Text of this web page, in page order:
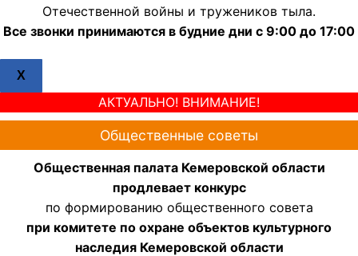
Отечественной войны и тружеников тыла.
Все звонки принимаются в будние дни с 9:00 до 17:00
X
АКТУАЛЬНО! ВНИМАНИЕ!
Общественные советы
Общественная палата Кемеровской области
продлевает конкурс
по формированию общественного совета
при комитете по охране объектов культурного
наследия Кемеровской области